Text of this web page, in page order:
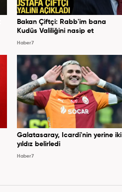
Bakan Çiftçi: Rabb'im bana
Kudüs Valiliğini nasip et
Haber7
Galatasaray, Icardi'nin yerine iki
yıldız belirledi
Haber7